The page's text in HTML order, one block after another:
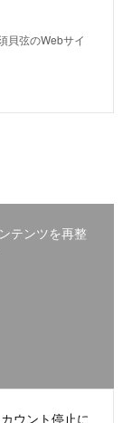
貝弦のWebサイ
テンツを再整
ウント停止に